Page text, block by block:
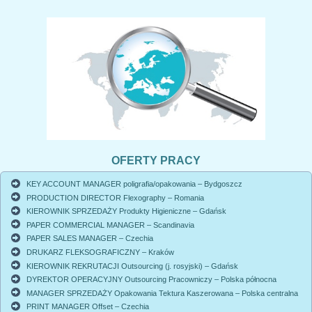
OFERTY PRACY
KEY ACCOUNT MANAGER poligrafia/opakowania – Bydgoszcz
PRODUCTION DIRECTOR Flexography – Romania
KIEROWNIK SPRZEDAŻY Produkty Higieniczne – Gdańsk
PAPER COMMERCIAL MANAGER – Scandinavia
PAPER SALES MANAGER – Czechia
DRUKARZ FLEKSOGRAFICZNY – Kraków
KIEROWNIK REKRUTACJI Outsourcing (j. rosyjski) – Gdańsk
DYREKTOR OPERACYJNY Outsourcing Pracowniczy – Polska północna
MANAGER SPRZEDAŻY Opakowania Tektura Kaszerowana – Polska centralna
PRINT MANAGER Offset – Czechia